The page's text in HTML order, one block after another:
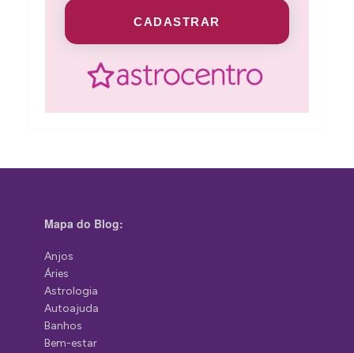
CADASTRAR
Mapa do Blog:
Anjos
Áries
Astrologia
Autoajuda
Banhos
Bem-estar